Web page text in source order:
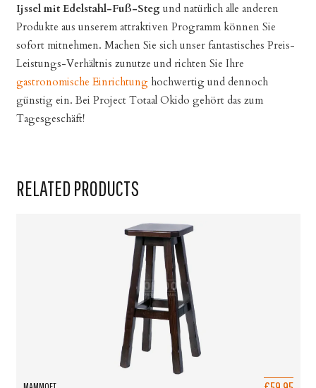
Ijssel mit Edelstahl-Fuß-Stegund natürlich alle anderen
Produkte aus unserem attraktiven Programm können Sie
sofort mitnehmen. Machen Sie sich unser fantastisches Preis-
Leistungs-Verhältnis zunutze und richten Sie Ihre
gastronomische Einrichtunghochwertig und dennoch
günstig ein. Bei Project Totaal Okido gehört das zum
Tagesgeschäft!
RELATED PRODUCTS